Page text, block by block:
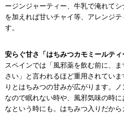
ージンジャーティー、牛乳で淹れて
を加えれば甘いチャイ等、アレンジ
す。
安らぐ甘さ「はちみつカモミールティ
スペインでは「風邪薬を飲む前に、
さい」と言われるほど重用されてい
りとはちみつの甘みが広がります。
なので眠れない時や、風邪気味の時
なという時にも。はちみつ入りだか